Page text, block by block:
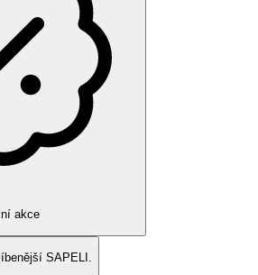
akce
SAPELI